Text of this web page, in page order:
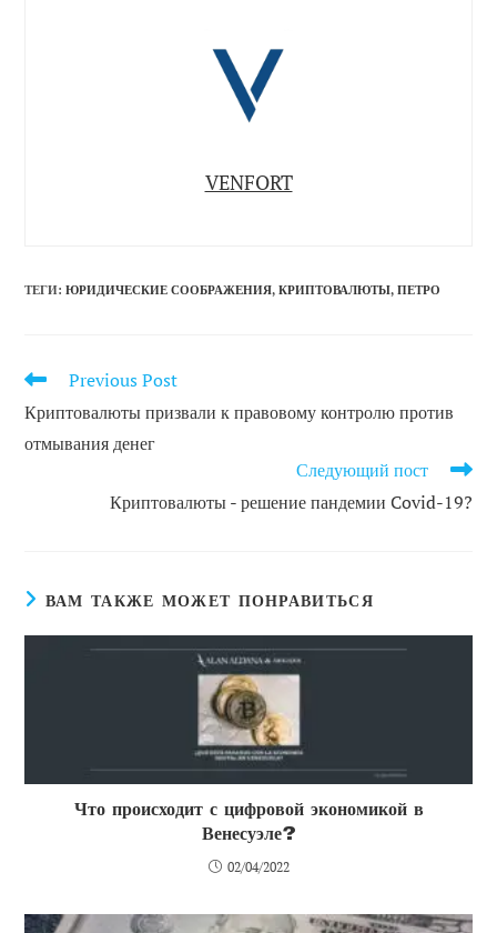
VENFORT
ТЕГИ:ЮРИДИЧЕСКИЕ СООБРАЖЕНИЯ, КРИПТОВАЛЮТЫ, ПЕТРО
ЧИТАТЬ
СТАТЬИ
Previous Post
Криптовалюты призвали к правовому контролю против
отмывания денег
Следующий пост
Криптовалюты - решение пандемии Covid-19?
ВАМ ТАКЖЕ МОЖЕТ ПОНРАВИТЬСЯ
Что происходит с цифровой экономикой в
Венесуэле?
02/04/2022